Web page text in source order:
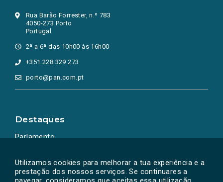
Utilizamos cookies para melhorar a tua experiência e a
prestação dos nossos serviços. Se continuares a
Rua Barão Forrester, n.º 783
4050-273 Porto
Portugal
2ª a 6ª das 10h00 às 16h00
+351 228 329 273
porto@pan.com.pt
Destaques
Parlamento